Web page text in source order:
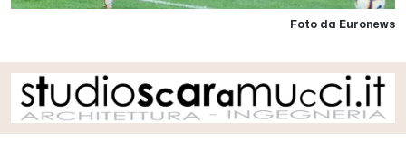
Foto da Euronews